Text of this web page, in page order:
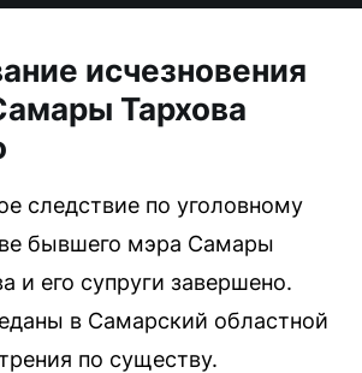
исчезновения
Тархова
следствие по уголовному
бывшего мэра Самары
и его супруги завершено.
в Самарский областной
по существу.